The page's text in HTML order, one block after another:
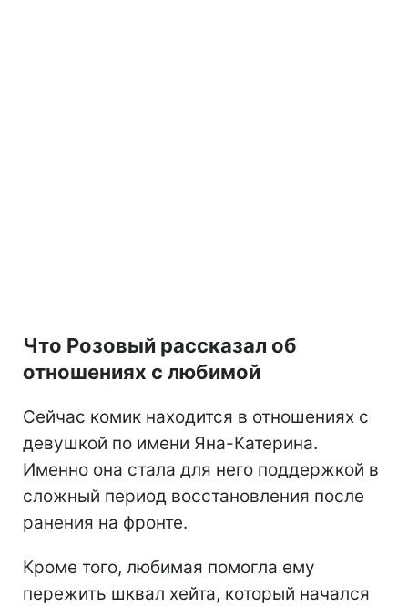
Что Розовый рассказал об
отношениях с любимой
Сейчас комик находится в отношениях с
девушкой по имени Яна-Катерина.
Именно она стала для него поддержкой в
сложный период восстановления после
ранения на фронте.
Кроме того, любимая помогла ему
пережить шквал хейта, который начался